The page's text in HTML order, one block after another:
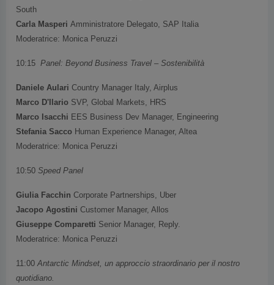
South
Carla Masperi Amministratore Delegato, SAP Italia
Moderatrice: Monica Peruzzi
10:15 Panel: Beyond Business Travel – Sostenibilità
Daniele Aulari Country Manager Italy, Airplus
Marco D'Ilario SVP, Global Markets, HRS
Marco Isacchi EES Business Dev Manager, Engineering
Stefania Sacco Human Experience Manager, Altea
Moderatrice: Monica Peruzzi
10:50 Speed Panel
Giulia Facchin Corporate Partnerships, Uber
Jacopo Agostini Customer Manager, Allos
Giuseppe Comparetti Senior Manager, Reply.
Moderatrice: Monica Peruzzi
11:00 Antarctic Mindset, un approccio straordinario per il nostro
quotidiano.